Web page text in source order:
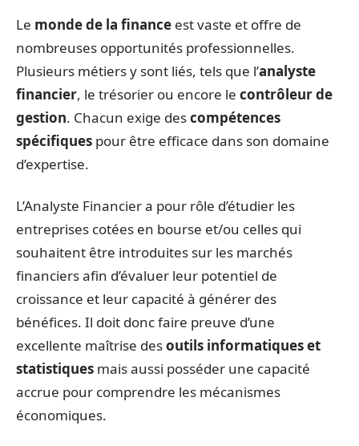
Le monde de la finance est vaste et offre de
nombreuses opportunités professionnelles.
Plusieurs métiers y sont liés, tels que l’analyste
financier, le trésorier ou encore le contrôleur de
gestion. Chacun exige descompétences
spécifiques pour être efficace dans son domaine
d’expertise.
L’Analyste Financier a pour rôle d’étudier les
entreprises cotées en bourse et/ou celles qui
souhaitent être introduites sur les marchés
financiers afin d’évaluer leur potentiel de
croissance et leur capacité à générer des
bénéfices. Il doit donc faire preuve d’une
excellente maîtrise desoutils informatiques et
statistiques mais aussi posséder une capacité
accrue pour comprendre les mécanismes
économiques.